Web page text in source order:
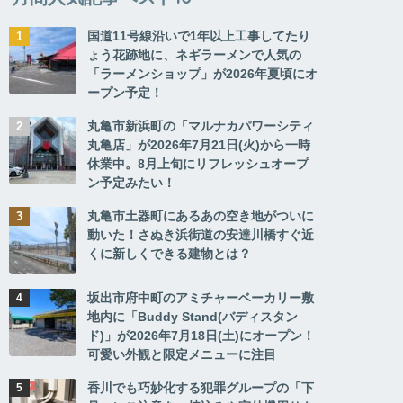
国道11号線沿いで1年以上工事してたり
ょう花跡地に、ネギラーメンで人気の
「ラーメンショップ」が2026年夏頃にオ
ープン予定！
丸亀市新浜町の「マルナカパワーシティ
丸亀店」が2026年7月21日(火)から一時
休業中。8月上旬にリフレッシュオープ
ン予定みたい！
丸亀市土器町にあるあの空き地がついに
動いた！さぬき浜街道の安達川橋すぐ近
くに新しくできる建物とは？
坂出市府中町のアミチャーベーカリー敷
地内に「Buddy Stand(バディスタン
ド)」が2026年7月18日(土)にオープン！
可愛い外観と限定メニューに注目
香川でも巧妙化する犯罪グループの「下